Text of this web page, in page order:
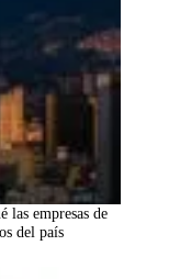
las empresas de
del país